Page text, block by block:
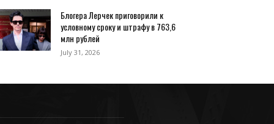
Блогера Лерчек приговорили к
условному сроку и штрафу в 763,6
млн рублей
July 31, 2026